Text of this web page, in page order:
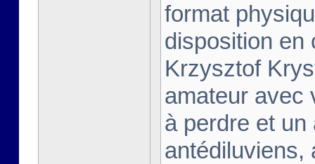
format
disposition en
Krzysztof
amateur avec
à perdre et
antédiluviens,